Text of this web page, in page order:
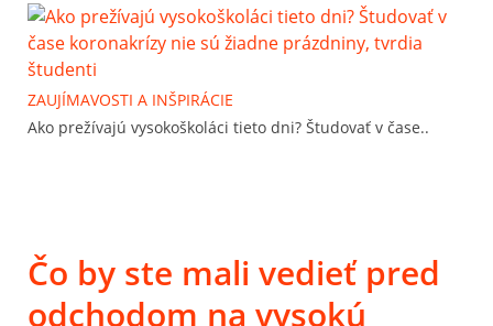
ZAUJÍMAVOSTI A INŠPIRÁCIE
Ako prežívajú vysokoškoláci tieto dni? Študovať v čase..
Čo by ste mali vedieť pred
odchodom na vysokú